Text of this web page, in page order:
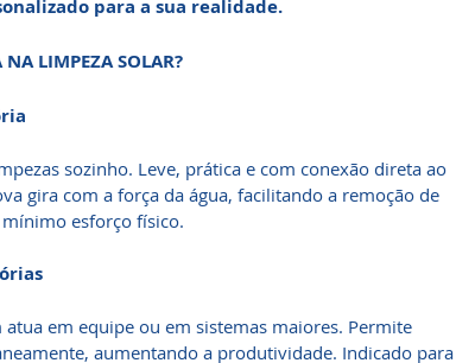
para a sua realidade.
LIMPEZA SOLAR?
sozinho. Leve, prática e com conexão direta ao
gira com a força da água, facilitando a remoção de
esforço físico.
atua em equipe ou em sistemas maiores. Permite
aumentando a produtividade. Indicado para